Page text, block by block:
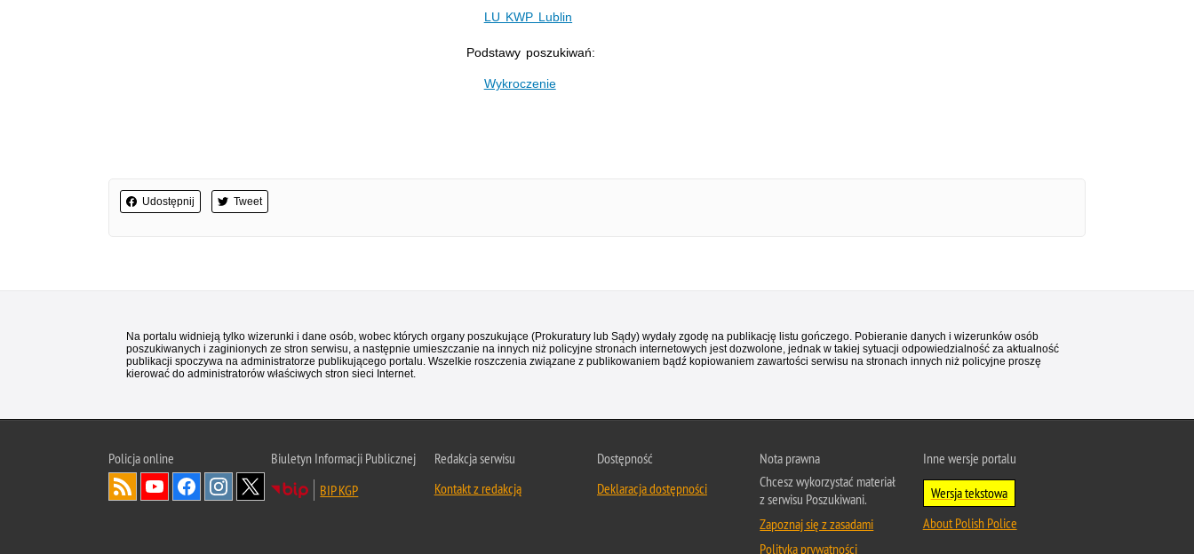
LU KWP Lublin
Podstawy poszukiwań:
Wykroczenie
Udostępnij Tweet
Na portalu widnieją tylko wizerunki i dane osób, wobec których organy poszukujące (Prokuratury lub Sądy) wydały zgodę na publikację listu gończego. Pobieranie danych i wizerunków osób
poszukiwanych i zaginionych ze stron serwisu, a następnie umieszczanie na innych niż policyjne stronach internetowych jest dozwolone, jednak w takiej sytuacji odpowiedzialność za aktualność
publikacji spoczywa na administratorze publikującego portalu. Wszelkie roszczenia związane z publikowaniem bądź kopiowaniem zawartości serwisu na stronach innych niż policyjne proszę
kierować do administratorów właściwych stron sieci Internet.
Policjaonline
Biuletyn Informacji Publicznej
BIP KGP
Redakcja serwisu
Kontakt z redakcją
Dostępność
Deklaracja dostępności
Nota prawna
Chcesz wykorzystać materiał
z serwisu Poszukiwani.
Zapoznaj się z zasadami
Polityka prywatności
Inne wersje portalu
Wersja tekstowa
About Polish Police